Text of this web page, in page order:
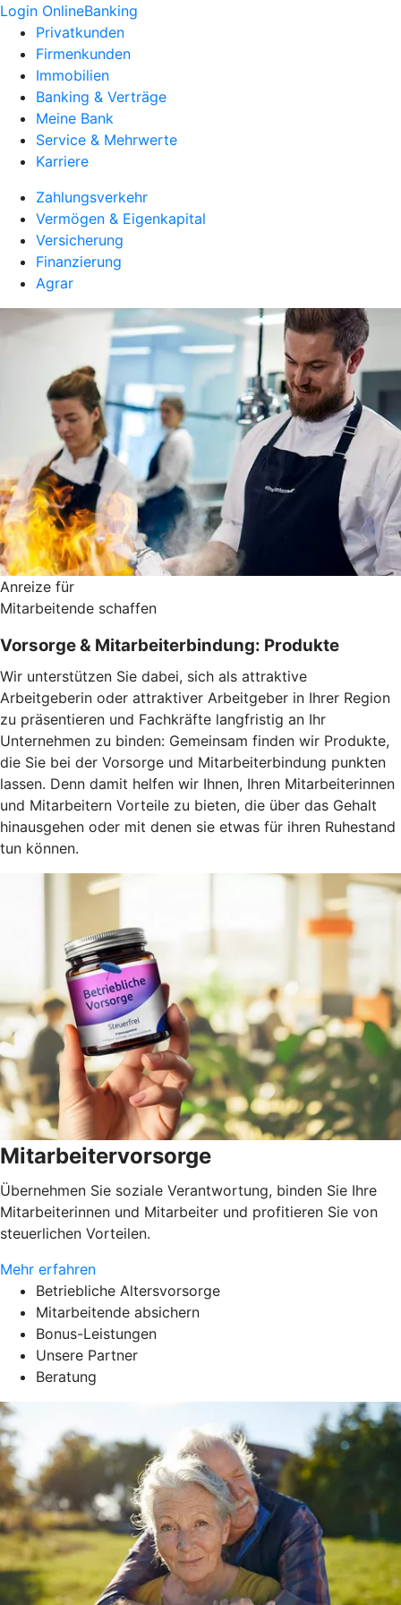
Login OnlineBanking
Privatkunden
Firmenkunden
Immobilien
Banking & Verträge
Meine Bank
Service & Mehrwerte
Karriere
Zahlungsverkehr
Vermögen & Eigenkapital
Versicherung
Finanzierung
Agrar
Anreize für
Mitarbeitende schaffen
Vorsorge & Mitarbeiterbindung: Produkte
Wir unterstützen Sie dabei, sich als attraktive
Arbeitgeberin oder attraktiver Arbeitgeber in Ihrer Region
zu präsentieren und Fachkräfte langfristig an Ihr
Unternehmen zu binden: Gemeinsam finden wir Produkte,
die Sie bei der Vorsorge und Mitarbeiterbindung punkten
lassen. Denn damit helfen wir Ihnen, Ihren Mitarbeiterinnen
und Mitarbeitern Vorteile zu bieten, die über das Gehalt
hinausgehen oder mit denen sie etwas für ihren Ruhestand
tun können.
Mitarbeitervorsorge
Übernehmen Sie soziale Verantwortung, binden Sie Ihre
Mitarbeiterinnen und Mitarbeiter und profitieren Sie von
steuerlichen Vorteilen.
Mehr erfahren
Betriebliche Altersvorsorge
Mitarbeitende absichern
Bonus-Leistungen
Unsere Partner
Beratung